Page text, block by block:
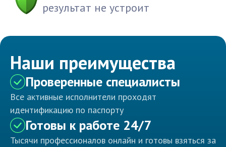
результат не устроит
Наши преимущества
Проверенные специалисты
Все активные исполнители проходят
идентификацию по паспорту
Готовы к работе 24/7
Тысячи профессионалов онлайн и готовы взяться за